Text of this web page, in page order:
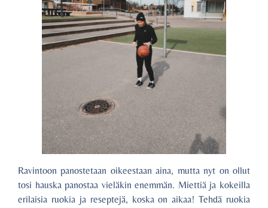
Ravintoon panostetaan oikeestaan aina, mutta nyt on ollut
tosi hauska panostaa vieläkin enemmän. Miettiä ja kokeilla
erilaisia ruokia ja reseptejä, koska on aikaa! Tehdä ruokia